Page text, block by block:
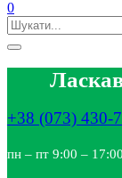
0
+38 (073) 430-
пн – пт 9:00 – 17:00